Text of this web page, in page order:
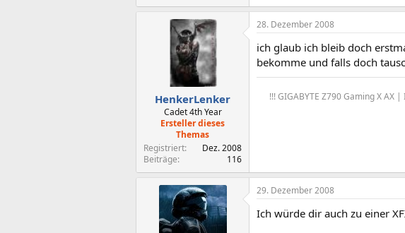
HenkerLenker
Cadet 4th Year
Ersteller dieses
Themas
Registriert
Dez. 2008
Beiträge
116
28. Dezember 2008
ich glaub ich bleib doch
bekomme und falls doch
!!! GIGABYTE Z790 Gaming X AX
29. Dezember 2008
Ich würde dir auch zu einer